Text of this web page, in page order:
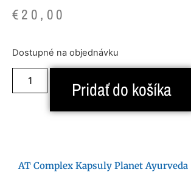
€20,00
Dostupné na objednávku
Pridať do košíka
AT Complex Kapsuly Planet Ayurveda